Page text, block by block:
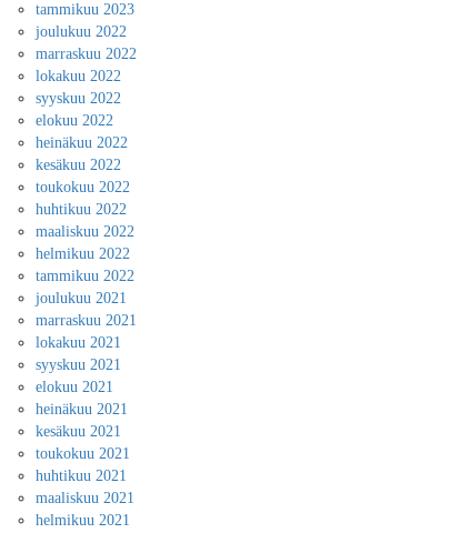
tammikuu 2023
joulukuu 2022
marraskuu 2022
lokakuu 2022
syyskuu 2022
elokuu 2022
heinäkuu 2022
kesäkuu 2022
toukokuu 2022
huhtikuu 2022
maaliskuu 2022
helmikuu 2022
tammikuu 2022
joulukuu 2021
marraskuu 2021
lokakuu 2021
syyskuu 2021
elokuu 2021
heinäkuu 2021
kesäkuu 2021
toukokuu 2021
huhtikuu 2021
maaliskuu 2021
helmikuu 2021